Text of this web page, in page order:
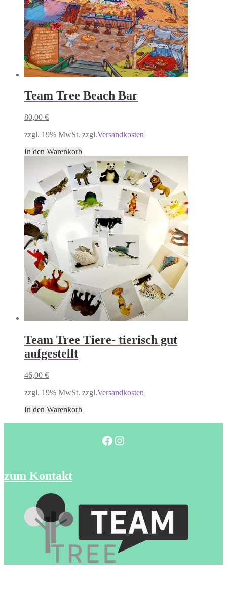
Team Tree Beach Bar
80,00 €
zzgl. 19% MwSt. zzgl.Versandkosten
In den Warenkorb
Team Tree Tiere- tierisch gut
aufgestellt
46,00 €
zzgl. 19% MwSt. zzgl.Versandkosten
In den Warenkorb
Facebook Instagram
zum Kontakt